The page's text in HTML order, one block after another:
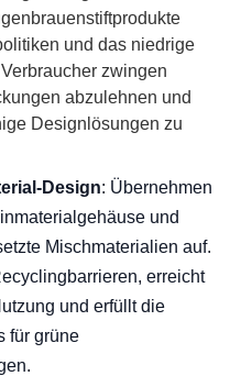
und das niedrige
zwingen
abzulehnen und
Designlösungen zu
Design: Übernehmen
und
Mischmaterialien auf.
erreicht
und erfüllt die
für grüne